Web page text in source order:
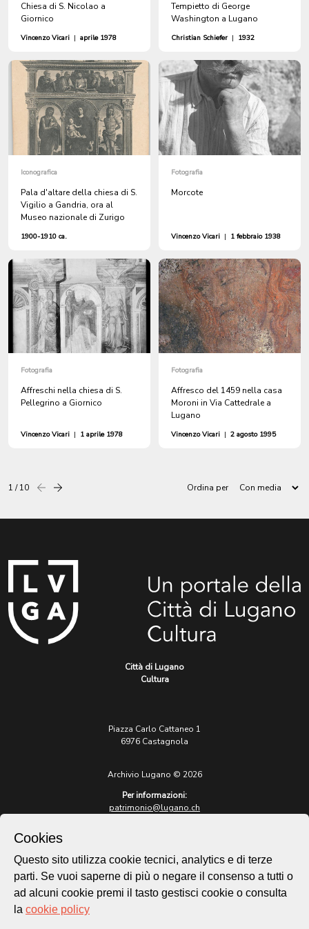
Chiesa di S. Nicolao a
Giornico
Vincenzo Vicari | aprile 1978
Tempietto di George
Washington a Lugano
Christian Schiefer | 1932
Iconografica
Pala d'altare della chiesa di S.
Vigilio a Gandria, ora al
Museo nazionale di Zurigo
1900-1910 ca.
Fotografia
Morcote
Vincenzo Vicari | 1 febbraio 1938
Fotografia
Affreschi nella chiesa di S.
Pellegrino a Giornico
Vincenzo Vicari | 1 aprile 1978
Fotografia
Affresco del 1459 nella casa
Moroni in Via Cattedrale a
Lugano
Vincenzo Vicari | 2 agosto 1995
1 / 10 Precedentesuccessiva Ordina per
Città di Lugano
Cultura
Piazza Carlo Cattaneo 1
6976 Castagnola
Archivio Lugano © 2026
Per informazioni:
patrimonio@lugano.ch
lugano.ch
Cookie policy
Cookies
Questo sito utilizza cookie tecnici, analytics e di terze
parti. Se vuoi saperne di più o negare il consenso a tutti o
ad alcuni cookie premi il tasto gestisci cookie o consulta
la cookie policy